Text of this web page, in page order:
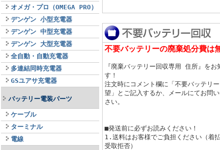
オメガ・プロ（OMEGA PRO）
デンゲン 小型充電器
デンゲン 中型充電器
デンゲン 大型充電器
全自動・自動充電器
多連結同時充電器
GSユアサ充電器
バッテリー電装パーツ
ケーブル
ターミナル
電線
不要バッテリーの廃棄処分費は
『廃棄バッテリー回収専用 住所』をお
す！
注文時にコメント欄に「不要バッテリ
望」とご記入するか、メールにてお問
さい。
■発送前に必ずお読みください！
1.送料はお客様でご負担ください（着
受取拒否）